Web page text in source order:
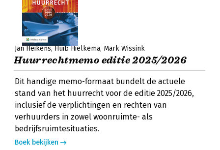
Jan Heikens Huib Hielkema Mark Wissink
Huurrechtmemo editie 2025/2026
Dit handige memo-formaat bundelt de actuele
stand van het huurrecht voor de editie 2025/2026,
inclusief de verplichtingen en rechten van
verhuurders in zowel woonruimte- als
bedrijfsruimtesituaties.
Boek bekijken